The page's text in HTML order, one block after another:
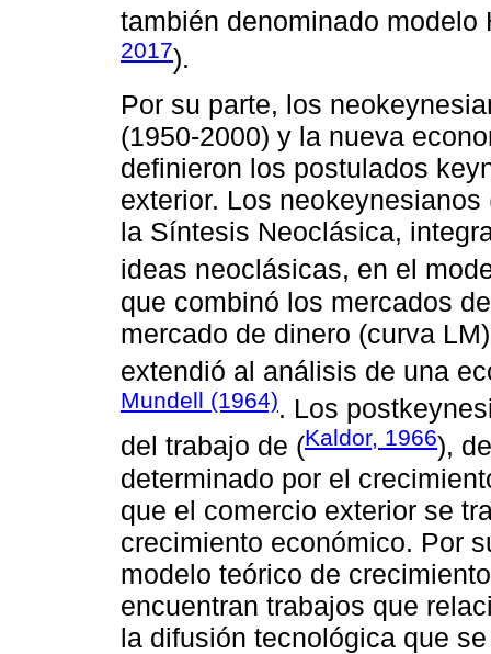
también denominado modelo
2017).
Por su parte, los
(1950-2000) y la nueva
definieron los postulados
exterior. Los
la Síntesis Neoclásica,
ideas neoclásicas, en el
que combinó los mercados
mercado de dinero (curva
extendió al análisis de una
Mundell (1964). Los
del trabajo de (Kaldor, 1966),
determinado por el
que el comercio exterior se
crecimiento económico. Por
modelo teórico de
encuentran trabajos que
la difusión tecnológica que